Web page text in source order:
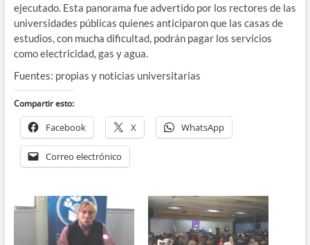
ejecutado. Esta panorama fue advertido por los rectores de las
universidades públicas quienes anticiparon que las casas de
estudios, con mucha dificultad, podrán pagar los servicios
como electricidad, gas y agua.
Fuentes: propias y noticias universitarias
Compartir esto:
Facebook X WhatsApp
Correo electrónico